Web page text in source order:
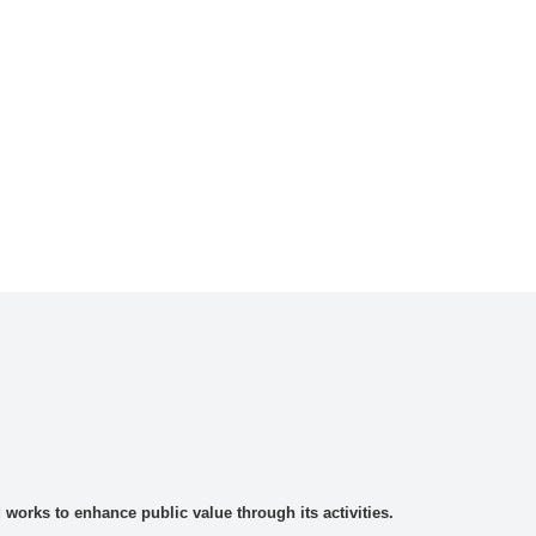
to enhance public value through its activities.